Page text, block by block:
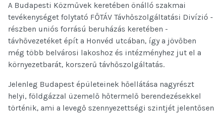
A Budapesti Közművek keretében önálló szakmai
tevékenységet folytató FŐTÁV Távhőszolgáltatási Divízió -
részben uniós forrású beruházás keretében -
távhővezetéket épít a Honvéd utcában, így a jövőben
még több belvárosi lakoshoz és intézményhez jut el a
környezetbarát, korszerű távhőszolgáltatás.
Jelenleg Budapest épületeinek hőellátása nagyrészt
helyi, földgázzal üzemelő hőtermelő berendezésekkel
történik, ami a levegő szennyezettségi szintjét jelentősen